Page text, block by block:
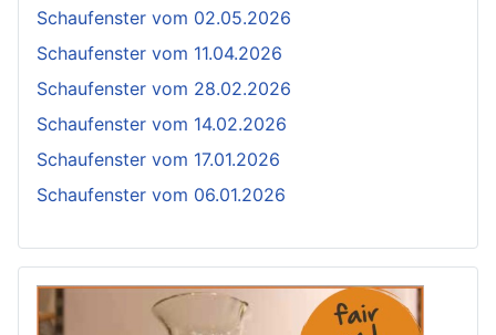
Schaufenster vom 02.05.2026
Schaufenster vom 11.04.2026
Schaufenster vom 28.02.2026
Schaufenster vom 14.02.2026
Schaufenster vom 17.01.2026
Schaufenster vom 06.01.2026